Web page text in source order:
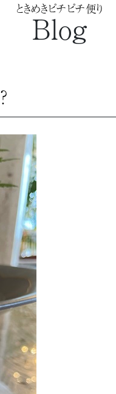
ときめきピチピチ便り
Blog